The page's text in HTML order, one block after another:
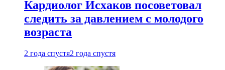
Кардиолог Исхаков посоветовал
следить за давлением с молодого
возраста
2 года спустя2 года спустя